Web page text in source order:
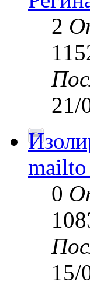
2
21/
0
15/